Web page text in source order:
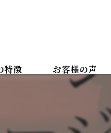
特徴
マッサージ
お客様の声